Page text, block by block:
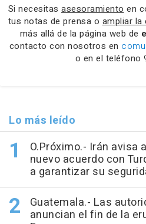
Si necesitas asesoramiento en
tus notas de prensa o ampliar la
más allá de la página web de
contacto con nosotros en
o en el teléfono
Lo más leído
O.Próximo.- Irán avisa
nuevo acuerdo con
a garantizar su
Guatemala.- Las
anuncian el fin de la